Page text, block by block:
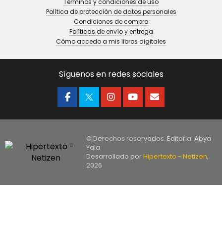
Términos y condiciones de uso
Política de protección de datos personales
Condiciones de compra
Políticas de envío y entrega
Cómo accedo a mis libros digitales
Síguenos en redes sociales
© Derechos reservados. Editorial Abya
Yala
Desarrollado porHipertexto - Netizen,
2026